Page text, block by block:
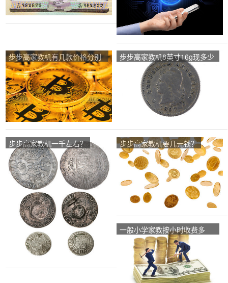
步步高家教机有几款价格分别
是多少？
步步高家教机8英寸16g现多少
步步高家教机一千左右？ 步步高家教机要几元钱？
一般小学家教按小时收费多